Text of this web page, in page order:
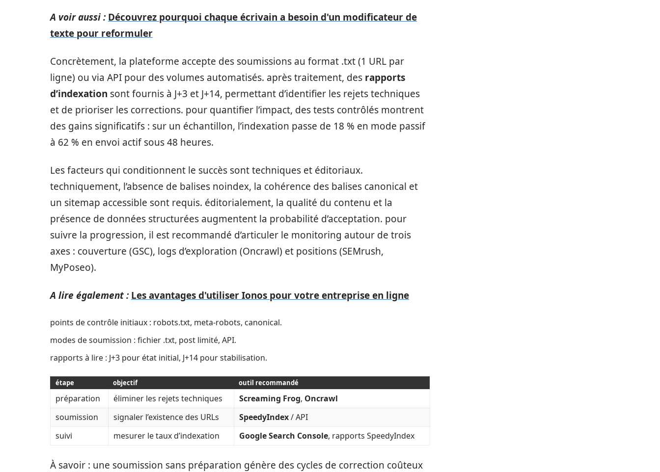
A voir aussi : Découvrez pourquoi chaque écrivain a besoin d'un modificateur de
texte pour reformuler
Concrètement, la plateforme accepte des soumissions au format .txt (1 URL par
ligne) ou via API pour des volumes automatisés. après traitement, des rapports
d’indexation sont fournis à J+3 et J+14, permettant d’identifier les rejets techniques
et de prioriser les corrections. pour quantifier l’impact, des tests contrôlés montrent
des gains significatifs : sur un échantillon, l’indexation passe de 18 % en mode passif
à 62 % en envoi actif sous 48 heures.
Les facteurs qui conditionnent le succès sont techniques et éditoriaux.
techniquement, l’absence de balises noindex, la cohérence des balises canonical et
un sitemap accessible sont requis. éditorialement, la qualité du contenu et la
présence de données structurées augmentent la probabilité d’acceptation. pour
suivre la progression, il est recommandé d’articuler le monitoring autour de trois
axes : couverture (GSC), logs d’exploration (Oncrawl) et positions (SEMrush,
MyPoseo).
A lire également : Les avantages d'utiliser Ionos pour votre entreprise en ligne
points de contrôle initiaux : robots.txt, meta-robots, canonical.
modes de soumission : fichier .txt, post limité, API.
rapports à lire : J+3 pour état initial, J+14 pour stabilisation.
étape objectif outil recommandé
préparation éliminer les rejets techniques Screaming Frog, Oncrawl
soumission
signaler l’existence des URLs SpeedyIndex/ API
suivi
mesurer le taux d’indexation Google Search Console, rapports SpeedyIndex
À savoir : une soumission sans préparation génère des cycles de correction coûteux